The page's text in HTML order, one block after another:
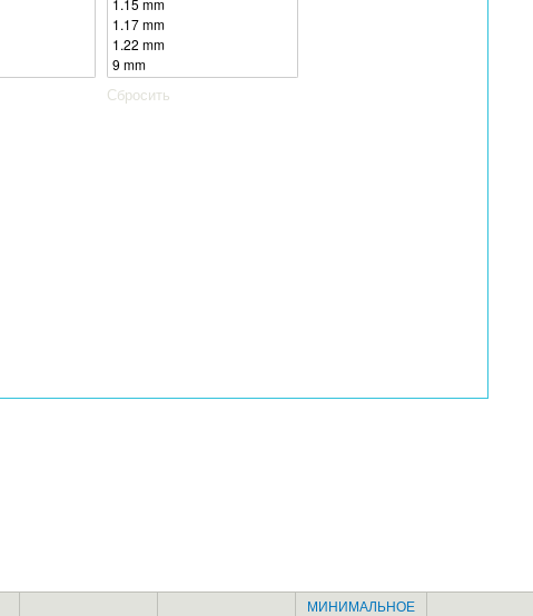
Сбросить
МИНИМАЛЬНОЕ